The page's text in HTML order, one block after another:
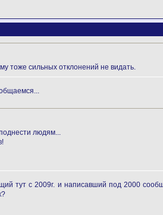
тоже сильных отклонений не видать.
людям...
тут с 2009г. и написавший под 2000